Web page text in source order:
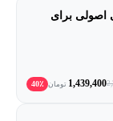
اصولی برای
1,439,400 تومان 40٪